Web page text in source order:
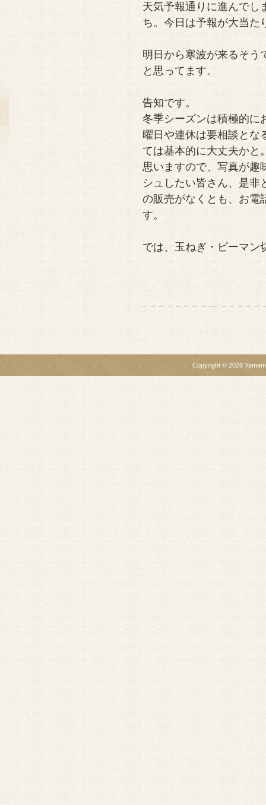
天気予報通りに進んでし
ち。今日は予報が大当た
明日から寒波が来るそう
と思ってます。
告知です。
冬季シーズンは積極的に
曜日や連休は要相談とな
ては基本的に大丈夫かと
思いますので、写真が趣
シュしたい皆さん、是非
の販売がなくとも、お電
す。
では、玉ねぎ・ピーマン
Copyright © 2026